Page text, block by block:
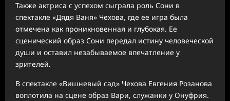
Также актриса с успехом сыграла роль Сони в
спектакле «Дядя Ваня» Чехова, где ее игра была
отмечена как проникновенная и глубокая. Ее
сценический образ Сони передал истину человеческой
души и оставил незабываемое впечатление у
зрителей.
В спектакле «Вишневый сад» Чехова Евгения Розанова
воплотила на сцене образ Вари, служанки у Онуфрия.